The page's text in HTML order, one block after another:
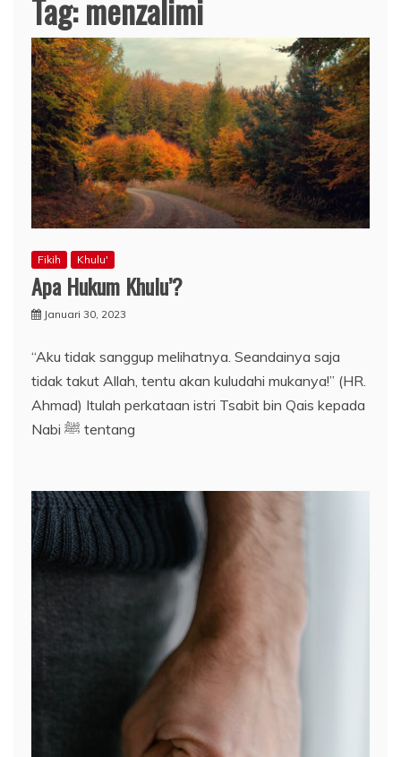
Tag:menzalimi
Fikih Khulu'
Apa Hukum Khulu’?
Januari 30, 2023
“Aku tidak sanggup melihatnya. Seandainya saja
tidak takut Allah, tentu akan kuludahi mukanya!” (HR.
Ahmad) Itulah perkataan istri Tsabit bin Qais kepada
Nabi ﷺ tentang